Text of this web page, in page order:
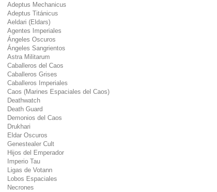
Adeptus Mechanicus
Adeptus Titánicus
Aeldari (Eldars)
Agentes Imperiales
Ángeles Oscuros
Ángeles Sangrientos
Astra Militarum
Caballeros del Caos
Caballeros Grises
Caballeros Imperiales
Caos (Marines Espaciales del Caos)
Deathwatch
Death Guard
Demonios del Caos
Drukhari
Eldar Oscuros
Genestealer Cult
Hijos del Emperador
Imperio Tau
Ligas de Votann
Lobos Espaciales
Necrones